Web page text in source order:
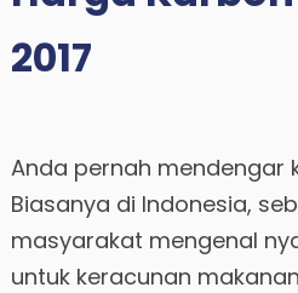
2017
Anda pernah mendengar
Biasanya di Indonesia,
masyarakat mengenal
untuk keracunan